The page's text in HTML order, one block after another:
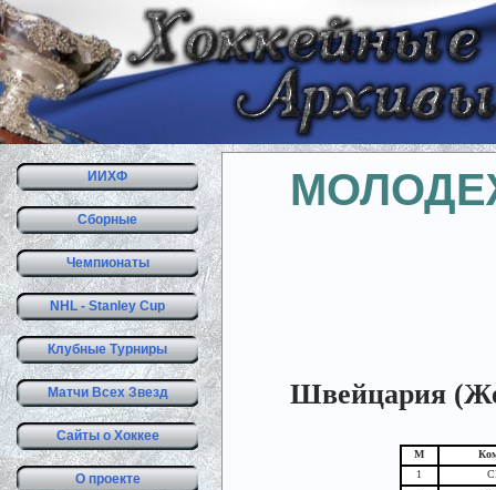
ИИХФ
Сборные
Чемпионаты
NHL - Stanley Cup
Клубные Турниры
Матчи Всех Звезд
Сайты о Хоккее
О проекте
Швейцария
М
1